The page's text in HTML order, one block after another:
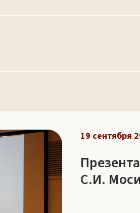
19 сентября
С.И.